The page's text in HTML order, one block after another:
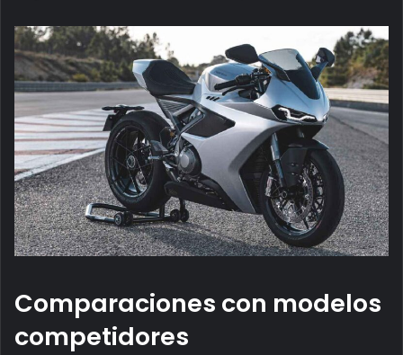
Comparaciones con modelos
competidores